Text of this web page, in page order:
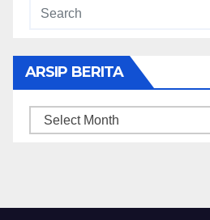
ARSIP BERITA
ARSIP